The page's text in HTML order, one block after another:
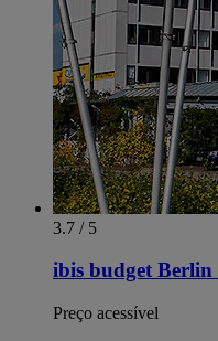
3.7 / 5
ibis budget Berlin
Preço acessível